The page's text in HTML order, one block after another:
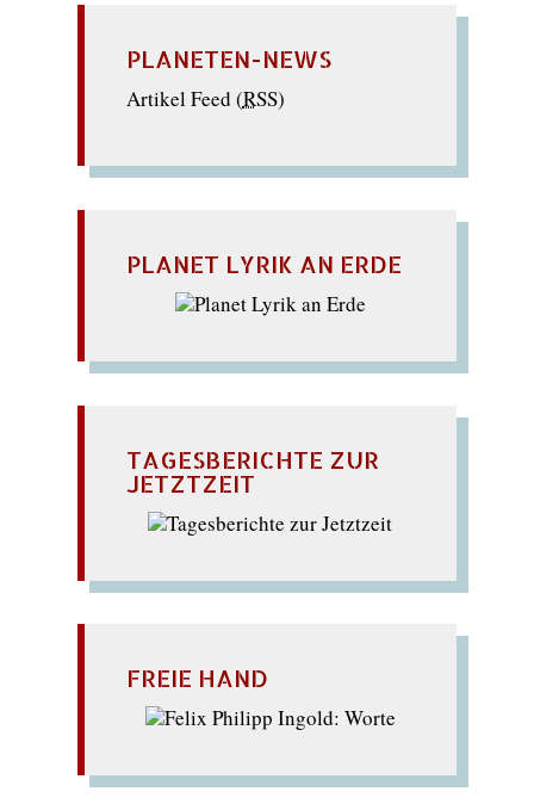
PLANETEN-NEWS
Artikel Feed (RSS)
PLANET LYRIK AN ERDE
TAGESBERICHTE ZUR
JETZTZEIT
FREIE HAND